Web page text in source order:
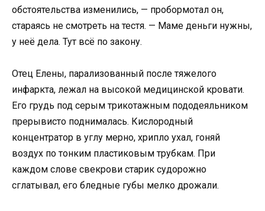
обстоятельства изменились, — пробормотал он,
стараясь не смотреть на тестя. — Маме деньги нужны,
у неё дела. Тут всё по закону.
Отец Елены, парализованный после тяжелого
инфаркта, лежал на высокой медицинской кровати.
Его грудь под серым трикотажным пододеяльником
прерывисто поднималась. Кислородный
концентратор в углу мерно, хрипло ухал, гоняй
воздух по тонким пластиковым трубкам. При
каждом слове свекрови старик судорожно
сглатывал, его бледные губы мелко дрожали.